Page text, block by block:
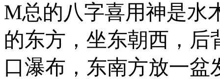
M总的八字喜用神是水
的东方，坐东朝西，后
口瀑布，东南方放一